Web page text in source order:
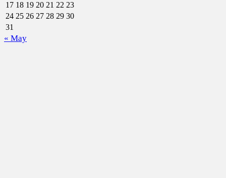
17 18 19 20 21 22 23
24 25 26 27 28 29 30
31
« May